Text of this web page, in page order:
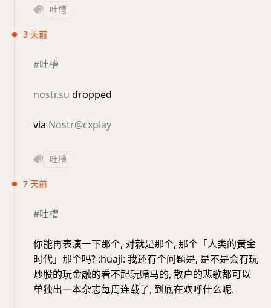
吐槽
3 天前
#吐槽
nostr.su dropped
via Nostr@cxplay
吐槽
7 天前
#吐槽
你能再表演一下那个, 对就是那个, 那个「人类的黄金
时代」那个吗? :huaji: 我还有个问题是, 是不是会有玩
炒股的玩金融的看不起玩赌马的, 散户的悲歌都可以
单独出一本杂志每周连载了, 到底在欢呼什么呢.